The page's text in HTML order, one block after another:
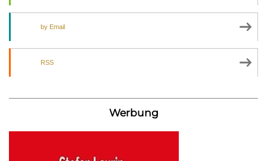
by Email
RSS
Werbung